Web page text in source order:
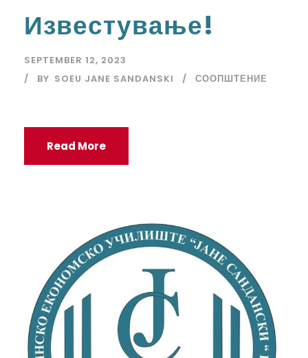
Известување!
SEPTEMBER 12, 2023
BY SOEU JANE SANDANSKI СООПШТЕНИЕ
Read More